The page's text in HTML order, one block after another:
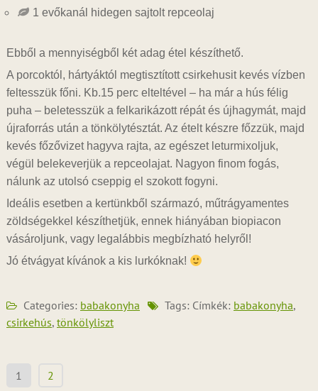
1 evőkanál hidegen sajtolt repceolaj
Ebből a mennyiségből két adag étel készíthető.
A porcoktól, hártyáktól megtisztított csirkehusit kevés vízben
feltesszük főni. Kb.15 perc elteltével – ha már a hús félig
puha – beletesszük a felkarikázott répát és újhagymát, majd
újraforrás után a tönkölytésztát. Az ételt készre főzzük, majd
kevés főzővizet hagyva rajta, az egészet leturmixoljuk,
végül belekeverjük a repceolajat. Nagyon finom fogás,
nálunk az utolsó cseppig el szokott fogyni.
Ideális esetben a kertünkből származó, műtrágyamentes
zöldségekkel készíthetjük, ennek hiányában biopiacon
vásároljunk, vagy legalábbis megbízható helyről!
Jó étvágyat kívánok a kis lurkóknak!
Categories: babakonyha Tags: Címkék: babakonyha,
csirkehús, tönkölyliszt
lapozása
1 2